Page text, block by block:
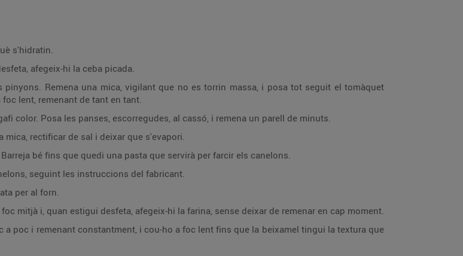
s'hidratin.
afegeix-hi la ceba picada.
pinyons. Remena una mica, vigilant que no es torrin massa, i posa tot seguit el tomàquet
lent, remenant de tant en tant.
color. Posa les panses, escorregudes, al cassó, i remena un parell de minuts.
rectificar de sal i deixar que s'evapori.
bé fins que quedi una pasta que servirà per farcir els canelons.
seguint les instruccions del fabricant.
per al forn.
mitjà i, quan estigui desfeta, afegeix-hi la farina, sense deixar de remenar en cap moment.
a poc i remenant constantment, i cou-ho a foc lent fins que la beixamel tingui la textura que